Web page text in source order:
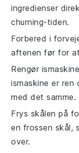
ingredienser
churning-tiden.
Forbered i
aftenen før for
Rengør
ismaskine er ren
med det samme.
Frys skålen på
en frossen skål,
over.